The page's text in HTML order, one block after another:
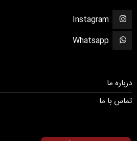
Instagram
Whatsapp
درباره ما
تماس با ما